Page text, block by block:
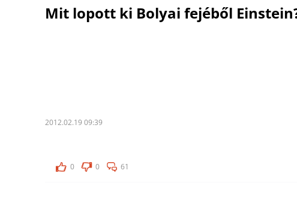
Mit lopott ki Bolyai fejéből
2012.02.19 09:39
0 0 61